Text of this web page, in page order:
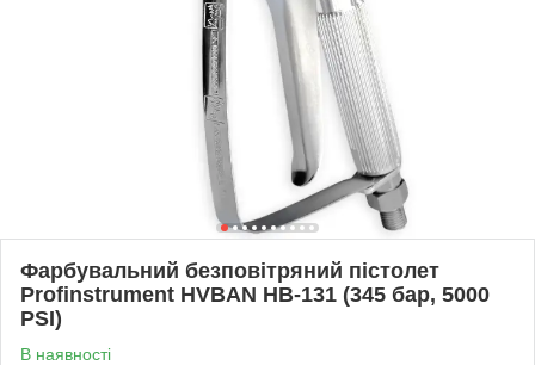
Фарбувальний безповітряний пістолет
Profinstrument HVBAN HB-131 (345 бар, 5000
PSI)
В наявності